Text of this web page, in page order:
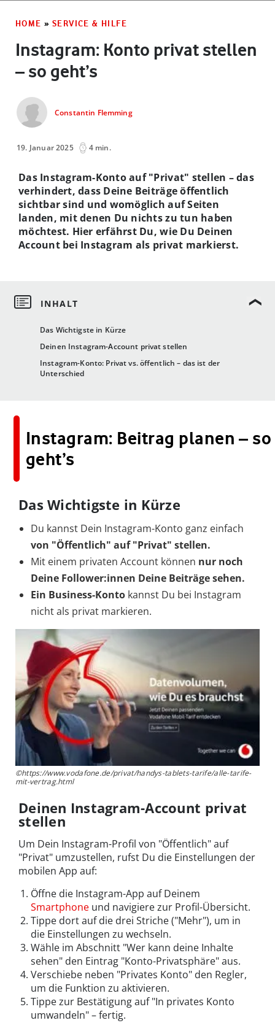
HOME » SERVICE & HILFE
Instagram: Konto privat stellen
– so geht’s
Constantin Flemming
19. Januar 2025 4 min.
Das Wichtigste in Kürze
Deinen Instagram-Account privat stellen
Instagram-Konto: Privat vs. öffentlich – das ist der
Unterschied
Das Instagram-Konto auf "Privat" stellen – das
verhindert, dass Deine Beiträge öffentlich
sichtbar sind und womöglich auf Seiten
landen, mit denen Du nichts zu tun haben
möchtest. Hier erfährst Du, wie Du Deinen
Account bei Instagram als privat markierst.
Instagram: Beitrag planen – so
geht’s
Das Wichtigste in Kürze
Du kannst Dein Instagram-Konto ganz einfach
von "Öffentlich" auf "Privat" stellen.
Mit einem privaten Account können nur noch
Deine Follower:innen Deine Beiträge sehen.
Ein Business-Konto kannst Du bei Instagram
nicht als privat markieren.
©https://www.vodafone.de/privat/handys-tablets-tarife/alle-tarife-
mit-vertrag.html
Deinen Instagram-Account privat
stellen
Um Dein Instagram-Profil von "Öffentlich" auf
"Privat" umzustellen, rufst Du die Einstellungen der
mobilen App auf:
Öffne die Instagram-App auf Deinem
Smartphone und navigiere zur Profil-Übersicht.
Tippe dort auf die drei Striche ("Mehr"), um in
die Einstellungen zu wechseln.
Wähle im Abschnitt "Wer kann deine Inhalte
sehen" den Eintrag "Konto-Privatsphäre" aus.
Verschiebe neben "Privates Konto" den Regler,
um die Funktion zu aktivieren.
Tippe zur Bestätigung auf "In privates Konto
umwandeln" – fertig.